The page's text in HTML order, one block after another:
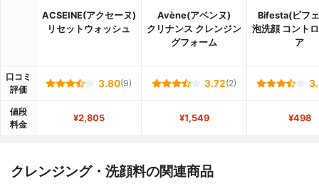
ACSEINE(アクセーヌ)
リセットウォッシュ
Avène(アベンヌ)
クリナンス クレンジン
グフォーム
Bifesta(ビフ
泡洗顔 コント
ア
口コミ
評価
3.80(9) 3.72(2)
値段
料金
¥2,805 ¥1,549 ¥498
クレンジング・洗顔料の関連商品